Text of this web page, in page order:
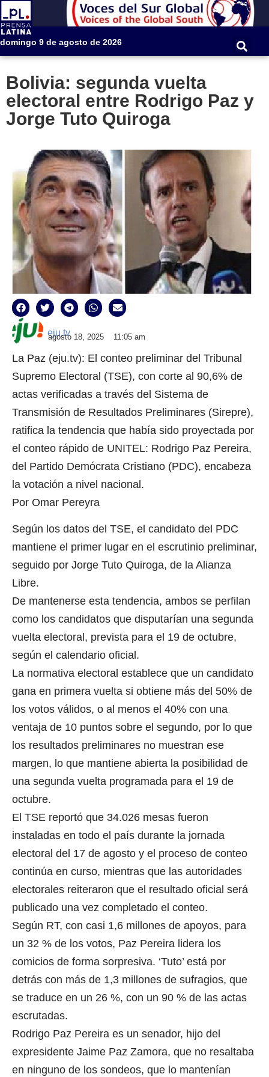
domingo 9 de agosto de 2026
Bolivia: segunda vuelta
electoral entre Rodrigo Paz y
Jorge Tuto Quiroga
eju.tv
agosto 18, 2025 11:05 am
La Paz (eju.tv): El conteo preliminar del Tribunal
Supremo Electoral (TSE), con corte al 90,6% de
actas verificadas a través del Sistema de
Transmisión de Resultados Preliminares (Sirepre),
ratifica la tendencia que había sido proyectada por
el conteo rápido de UNITEL: Rodrigo Paz Pereira,
del Partido Demócrata Cristiano (PDC), encabeza
la votación a nivel nacional.
Por Omar Pereyra
Según los datos del TSE, el candidato del PDC
mantiene el primer lugar en el escrutinio preliminar,
seguido por Jorge Tuto Quiroga, de la Alianza
Libre.
De mantenerse esta tendencia, ambos se perfilan
como los candidatos que disputarían una segunda
vuelta electoral, prevista para el 19 de octubre,
según el calendario oficial.
La normativa electoral establece que un candidato
gana en primera vuelta si obtiene más del 50% de
los votos válidos, o al menos el 40% con una
ventaja de 10 puntos sobre el segundo, por lo que
los resultados preliminares no muestran ese
margen, lo que mantiene abierta la posibilidad de
una segunda vuelta programada para el 19 de
octubre.
El TSE reportó que 34.026 mesas fueron
instaladas en todo el país durante la jornada
electoral del 17 de agosto y el proceso de conteo
continúa en curso, mientras que las autoridades
electorales reiteraron que el resultado oficial será
publicado una vez completado el conteo.
Según RT, con casi 1,6 millones de apoyos, para
un 32 % de los votos, Paz Pereira lidera los
comicios de forma sorpresiva. ‘Tuto’ está por
detrás con más de 1,3 millones de sufragios, que
se traduce en un 26 %, con un 90 % de las actas
escrutadas.
Rodrigo Paz Pereira es un senador, hijo del
expresidente Jaime Paz Zamora, que no resaltaba
en ninguno de los sondeos, que lo mantenían